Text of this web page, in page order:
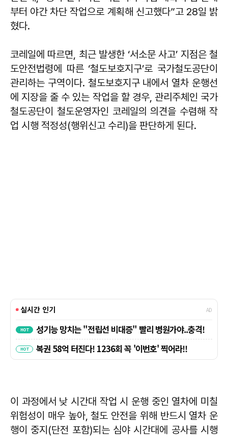
부터 야간 차단 작업으로 계획해 신고했다”고 28일 밝
혔다.
코레일에 따르면, 최근 발생한 ‘서소문 사고’ 지점은 철
도안전법령에 따른 ‘철도보호지구’로 국가철도공단이
관리하는 구역이다. 철도보호지구 내에서 열차 운행선
에 지장을 줄 수 있는 작업을 할 경우, 관리주체인 국가
철도공단이 철도운영자인 코레일의 의견을 수렴해 작
업 시행 적정성(행위신고 수리)을 판단하게 된다.
이 과정에서 낮 시간대 작업 시 운행 중인 열차에 미칠
위험성이 매우 높아, 철도 안전을 위해 반드시 열차 운
행이 중지(단전 포함)되는 심야 시간대에 공사를 시행